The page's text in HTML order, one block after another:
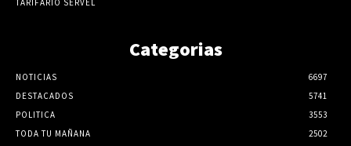
TARIFARIO SERVEL
Categorias
NOTICIAS
6697
DESTACADOS
5741
POLITICA
3553
TODA TU MAÑANA
2502